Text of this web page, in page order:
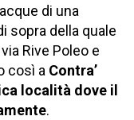
di una
sopra della quale
Rive Poleo e
così a Contra’
località dove il
.